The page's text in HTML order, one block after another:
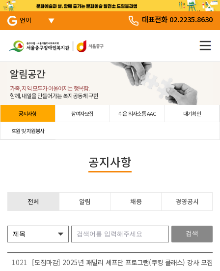
본문 바로 가기
서브 메뉴 바로가기
주 메뉴 바로 가기
언어 대표전화 02.2235.8630
알림공간
가족, 지역 모두가 어울어지는 행복함.
함께, 내일을 만들어가는 복지공동체 구현
공지사항 참여자모집 쉬운 의사소통 AAC 대기확인
후원 및 자원봉사
공지사항
전체 알림 채용 경영공시
1021 [모집마감] 2025년 패밀리 셰프단 프로그램(쿠킹 클래스) 강사 모집